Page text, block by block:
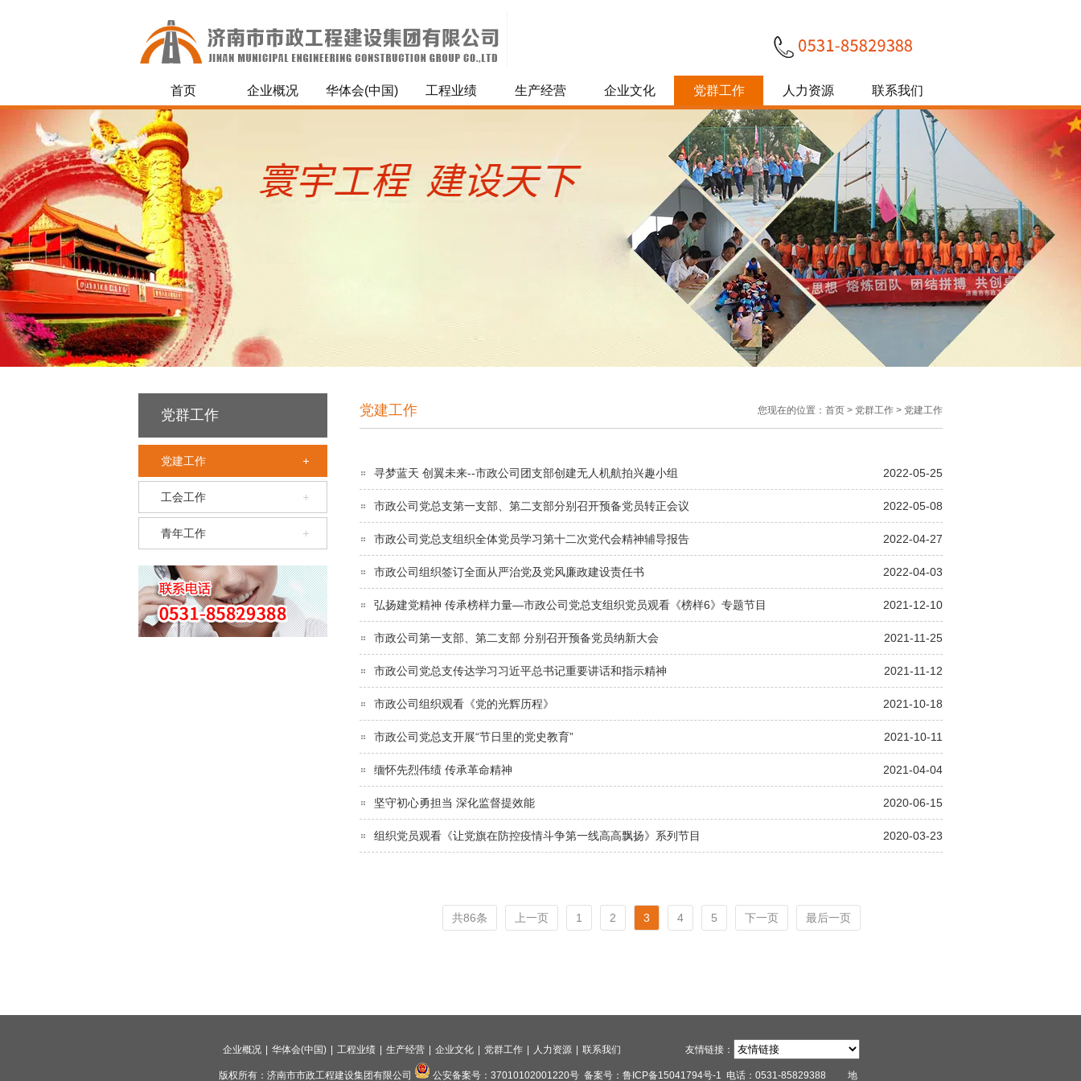
首页 企业概况 华体会(中国) 工程业绩 生产经营 企业文化 党群工作 人力资源 联系我们
党群工作
党建工作
工会工作
青年工作
党建工作 您现在的位置： 首页 > 党群工作 > 党建工作
2022-05-25
寻梦蓝天 创翼未来--市政公司团支部创建无人机航拍兴趣小组
2022-05-08
市政公司党总支第一支部、第二支部分别召开预备党员转正会议
2022-04-27
市政公司党总支组织全体党员学习第十二次党代会精神辅导报告
2022-04-03
市政公司组织签订全面从严治党及党风廉政建设责任书
2021-12-10
弘扬建党精神 传承榜样力量—市政公司党总支组织党员观看《榜样6》专题节目
2021-11-25
市政公司第一支部、第二支部 分别召开预备党员纳新大会
2021-11-12
市政公司党总支传达学习习近平总书记重要讲话和指示精神
2021-10-18
市政公司组织观看《党的光辉历程》
2021-10-11
市政公司党总支开展“节日里的党史教育”
2021-04-04
缅怀先烈伟绩 传承革命精神
2020-06-15
坚守初心勇担当 深化监督提效能
2020-03-23
组织党员观看《让党旗在防控疫情斗争第一线高高飘扬》系列节目
共86条 上一页 1 2 3 4 5 下一页 最后一页
企业概况 华体会(中国) 工程业绩 生产经营 企业文化 党群工作 人力资源 联系我们 友情链接：
版权所有：济南市市政工程建设集团有限公司 公安备案号：37010102001220号 备案号： 鲁ICP备15041794号-1 电话：0531-85829388 地